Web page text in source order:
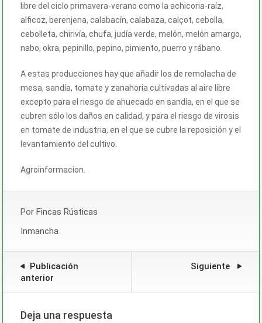
libre del ciclo primavera-verano como la achicoria-raíz,
alficoz, berenjena, calabacín, calabaza, calçot, cebolla,
cebolleta, chirivía, chufa, judía verde, melón, melón amargo,
nabo, okra, pepinillo, pepino, pimiento, puerro y rábano.
A estas producciones hay que añadir los de remolacha de
mesa, sandía, tomate y zanahoria cultivadas al aire libre
excepto para el riesgo de ahuecado en sandía, en el que se
cubren sólo los daños en calidad, y para el riesgo de virosis
en tomate de industria, en el que se cubre la reposición y el
levantamiento del cultivo.
Agroinformacion.
Por Fincas Rústicas
Inmancha
Publicación
anterior
Siguiente
Deja una respuesta